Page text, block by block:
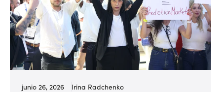
junio 26, 2026 Irina Radchenko